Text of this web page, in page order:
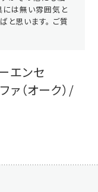
には無い雰囲気と
と思います。 ご質
エンセ
（オーク）/